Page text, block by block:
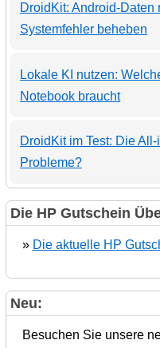
DroidKit: Android-Daten
Systemfehler beheben
Lokale KI nutzen:
Notebook braucht
DroidKit im Test: Die
Probleme?
Die HP Gutschein
» Die aktuelle HP
Neu:
Besuchen Sie unsere